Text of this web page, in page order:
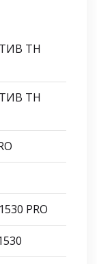
ТН
ТН
PRO